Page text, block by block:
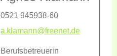
0521 945938-60
a.klamann@freenet.de
Berufsbetreuerin